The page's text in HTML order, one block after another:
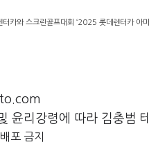
터카와 스크린골프대회 ‘2025 롯데렌터카 아
윤리강령에 따라 김충범
포 금지